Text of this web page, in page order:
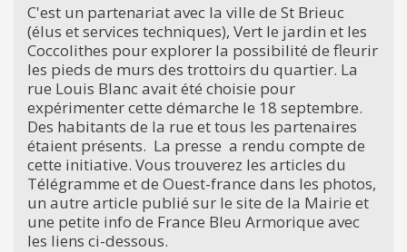
C'est un partenariat avec la ville de St Brieuc
(élus et services techniques), Vert le jardin et les
Coccolithes pour explorer la possibilité de fleurir
les pieds de murs des trottoirs du quartier. La
rue Louis Blanc avait été choisie pour
expérimenter cette démarche le 18 septembre.
Des habitants de la rue et tous les partenaires
étaient présents. La presse a rendu compte de
cette initiative. Vous trouverez les articles du
Télégramme et de Ouest-france dans les photos,
un autre article publié sur le site de la Mairie et
une petite info de France Bleu Armorique avec
les liens ci-dessous.